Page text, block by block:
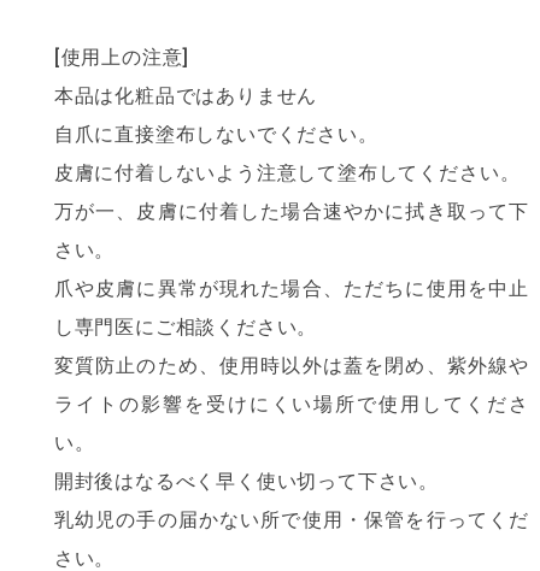
[使用上の注意]
本品は化粧品ではありません
自爪に直接塗布しないでください。
皮膚に付着しないよう注意して塗布してください。
万が一、皮膚に付着した場合速やかに拭き取って下
さい。
爪や皮膚に異常が現れた場合、ただちに使用を中止
し専門医にご相談ください。
変質防止のため、使用時以外は蓋を閉め、紫外線や
ライトの影響を受けにくい場所で使用してくださ
い。
開封後はなるべく早く使い切って下さい。
乳幼児の手の届かない所で使用・保管を行ってくだ
さい。